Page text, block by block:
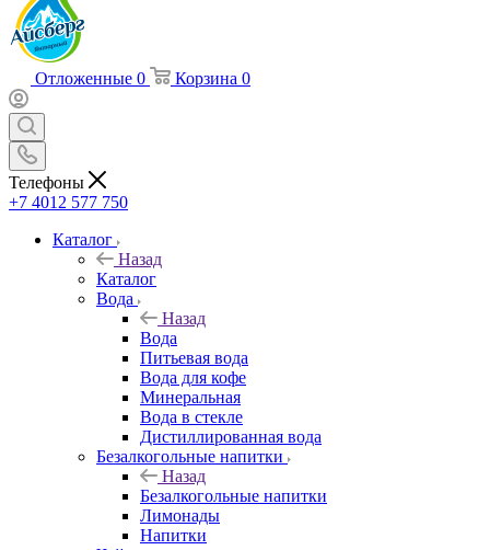
Отложенные 0 Корзина 0
Телефоны
+7 4012 577 750
Каталог
Назад
Каталог
Вода
Назад
Вода
Питьевая вода
Вода для кофе
Минеральная
Вода в стекле
Дистиллированная вода
Безалкогольные напитки
Назад
Безалкогольные напитки
Лимонады
Напитки